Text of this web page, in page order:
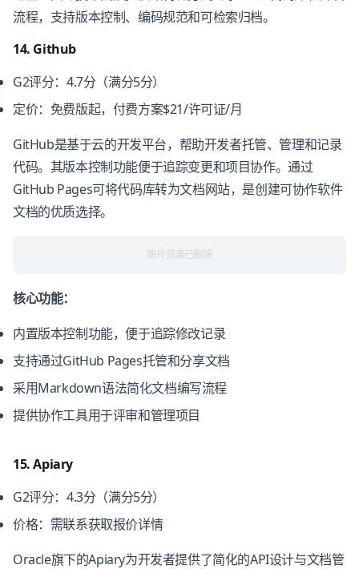
流程，支持版本控制、编码规范和可检索归档。
14. Github
G2评分：4.7分（满分5分）
定价：免费版起，付费方案$21/许可证/月
GitHub是基于云的开发平台，帮助开发者托管、管理和记录
代码。其版本控制功能便于追踪变更和项目协作。通过
GitHub Pages可将代码库转为文档网站，是创建可协作软件
文档的优质选择。
图片资源已删除
核心功能：
内置版本控制功能，便于追踪修改记录
支持通过GitHub Pages托管和分享文档
采用Markdown语法简化文档编写流程
提供协作工具用于评审和管理项目
15. Apiary
G2评分：4.3分（满分5分）
价格：需联系获取报价详情
Oracle旗下的Apiary为开发者提供了简化的API设计与文档管